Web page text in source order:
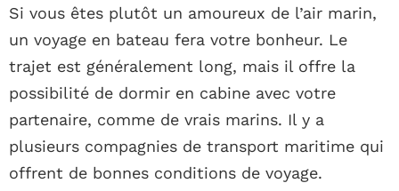
Si vous êtes plutôt un amoureux de l’air marin,
un voyage en bateau fera votre bonheur. Le
trajet est généralement long, mais il offre la
possibilité de dormir en cabine avec votre
partenaire, comme de vrais marins. Il y a
plusieurs compagnies de transport maritime qui
offrent de bonnes conditions de voyage.